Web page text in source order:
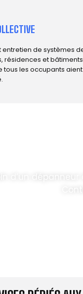
entretien de systèmes
résidences et
tous les occupants
d’un dépanneur